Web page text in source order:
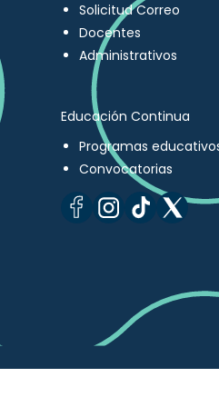
Solicitud Correo
Docentes
Administrativos
Educación Continua
Programas
Convocatorias